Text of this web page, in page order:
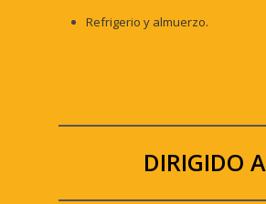
Refrigerio y almuerzo.
DIRIGIDO A